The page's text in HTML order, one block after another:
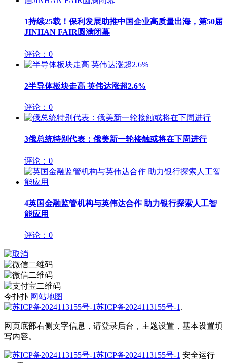
1持续25载！保利发展助推中国企业高质量出海，第50届
JINHAN FAIR圆满闭幕
评论：0
2半导体板块走高 英伟达涨超2.6%
评论：0
3俄总统特别代表：俄美新一轮接触或将在下周进行
评论：0
4英国金融监管机构与英伟达合作 助力银行探索人工智
能应用
评论：0
今扑扑 网站地图
苏ICP备2024113155号-1 .
网页底部右侧文字信息，请登录后台，主题设置，基本设置填
写内容。
苏ICP备2024113155号-1 安全运行